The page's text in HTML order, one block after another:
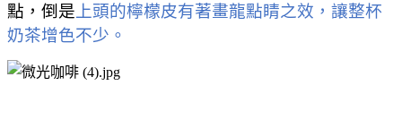
點，倒是 上頭的檸檬皮有著畫龍點睛之效 ， 讓整杯
奶茶增色不少 。